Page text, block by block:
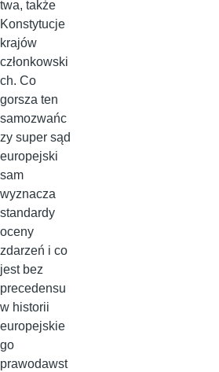
twa, także
Konstytucje
krajów
członkowski
ch. Co
gorsza ten
samozwańc
zy super sąd
europejski
sam
wyznacza
standardy
oceny
zdarzeń i co
jest bez
precedensu
w historii
europejskie
go
prawodawst